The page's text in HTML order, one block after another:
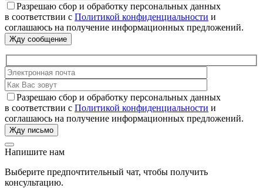
Разрешаю сбор и обработку персональных данных
в соответствии с Политикой конфиденциальности и
соглашаюсь на получение информационных предложений.
Разрешаю сбор и обработку персональных данных
в соответствии с Политикой конфиденциальности и
соглашаюсь на получение информационных предложений.
Напишите нам
Выберите предпочтительный чат, чтобы получить
консультацию.